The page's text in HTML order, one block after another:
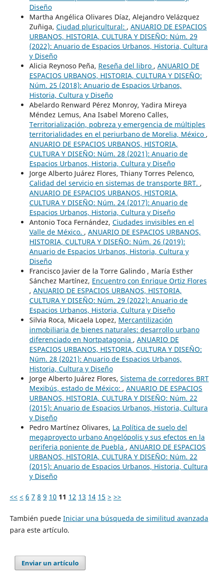
Diseño
Martha Angélica Olivares Díaz, Alejandro Velázquez
Zuñiga, Ciudad pluricultural: , ANUARIO DE ESPACIOS
URBANOS, HISTORIA, CULTURA Y DISEÑO: Núm. 29
(2022): Anuario de Espacios Urbanos, Historia, Cultura
y Diseño
Alicia Reynoso Peña, Reseña del libro , ANUARIO DE
ESPACIOS URBANOS, HISTORIA, CULTURA Y DISEÑO:
Núm. 25 (2018): Anuario de Espacios Urbanos,
Historia, Cultura y Diseño
Abelardo Renward Pérez Monroy, Yadira Mireya
Méndez Lemus, Ana Isabel Moreno Calles,
Territorialización, pobreza y emergencia de múltiples
territorialidades en el periurbano de Morelia, México ,
ANUARIO DE ESPACIOS URBANOS, HISTORIA,
CULTURA Y DISEÑO: Núm. 28 (2021): Anuario de
Espacios Urbanos, Historia, Cultura y Diseño
Jorge Alberto Juárez Flores, Thiany Torres Pelenco,
Calidad del servicio en sistemas de transporte BRT. ,
ANUARIO DE ESPACIOS URBANOS, HISTORIA,
CULTURA Y DISEÑO: Núm. 24 (2017): Anuario de
Espacios Urbanos, Historia, Cultura y Diseño
Antonio Toca Fernández, Ciudades invisibles en el
Valle de México. , ANUARIO DE ESPACIOS URBANOS,
HISTORIA, CULTURA Y DISEÑO: Núm. 26 (2019):
Anuario de Espacios Urbanos, Historia, Cultura y
Diseño
Francisco Javier de la Torre Galindo , María Esther
Sánchez Martínez, Encuentro con Enrique Ortiz Flores
, ANUARIO DE ESPACIOS URBANOS, HISTORIA,
CULTURA Y DISEÑO: Núm. 29 (2022): Anuario de
Espacios Urbanos, Historia, Cultura y Diseño
Silvia Roca, Micaela Lopez, Mercantilización
inmobiliaria de bienes naturales: desarrollo urbano
diferenciado en Nortpatagonia , ANUARIO DE
ESPACIOS URBANOS, HISTORIA, CULTURA Y DISEÑO:
Núm. 28 (2021): Anuario de Espacios Urbanos,
Historia, Cultura y Diseño
Jorge Alberto Juárez Flores, Sistema de corredores BRT
Mexibús, estado de México: , ANUARIO DE ESPACIOS
URBANOS, HISTORIA, CULTURA Y DISEÑO: Núm. 22
(2015): Anuario de Espacios Urbanos, Historia, Cultura
y Diseño
Pedro Martínez Olivares, La Política de suelo del
megaproyecto urbano Angelópolis y sus efectos en la
periferia poniente de Puebla , ANUARIO DE ESPACIOS
URBANOS, HISTORIA, CULTURA Y DISEÑO: Núm. 22
(2015): Anuario de Espacios Urbanos, Historia, Cultura
y Diseño
<< < 6 7 8 9 10 11 12 13 14 15 > >>
También puede Iniciar una búsqueda de similitud avanzada
para este artículo.
Enviar un artículo